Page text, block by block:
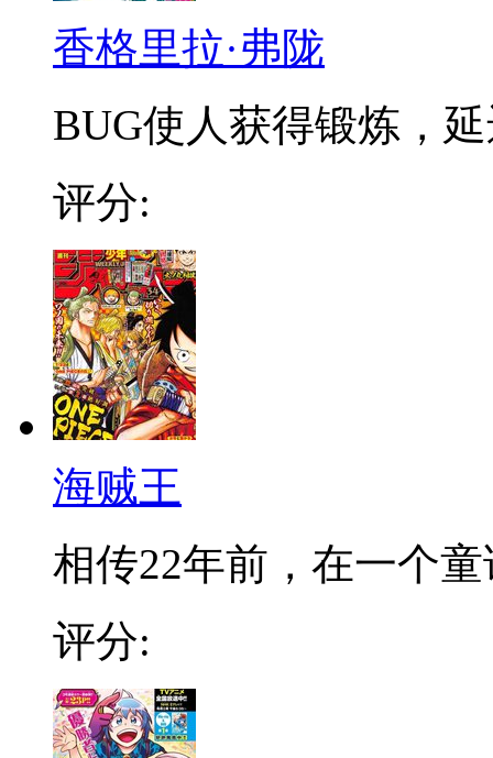
香格里拉·弗陇
BUG使人获得锻炼，
评分:
海贼王
相传22年前，在一个
评分: